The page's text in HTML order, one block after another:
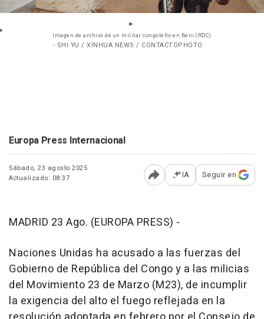
Imagen de archivo de un militar congoleño en Beni (RDC)
- SHI YU / XINHUA NEWS / CONTACTOPHOTO
Europa Press Internacional
Sábado, 23 agosto 2025
Actualizado: 08:37
Abrir opciones para
IA Seguir en
MADRID 23 Ago. (EUROPA PRESS) -
Naciones Unidas ha acusado a las fuerzas del
Gobierno de República del Congo y a las milicias
del Movimiento 23 de Marzo (M23), de incumplir
la exigencia del alto el fuego reflejada en la